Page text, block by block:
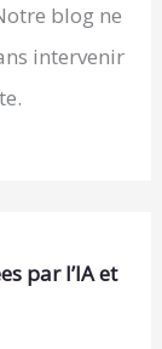
blog ne
intervenir
par l’IA et